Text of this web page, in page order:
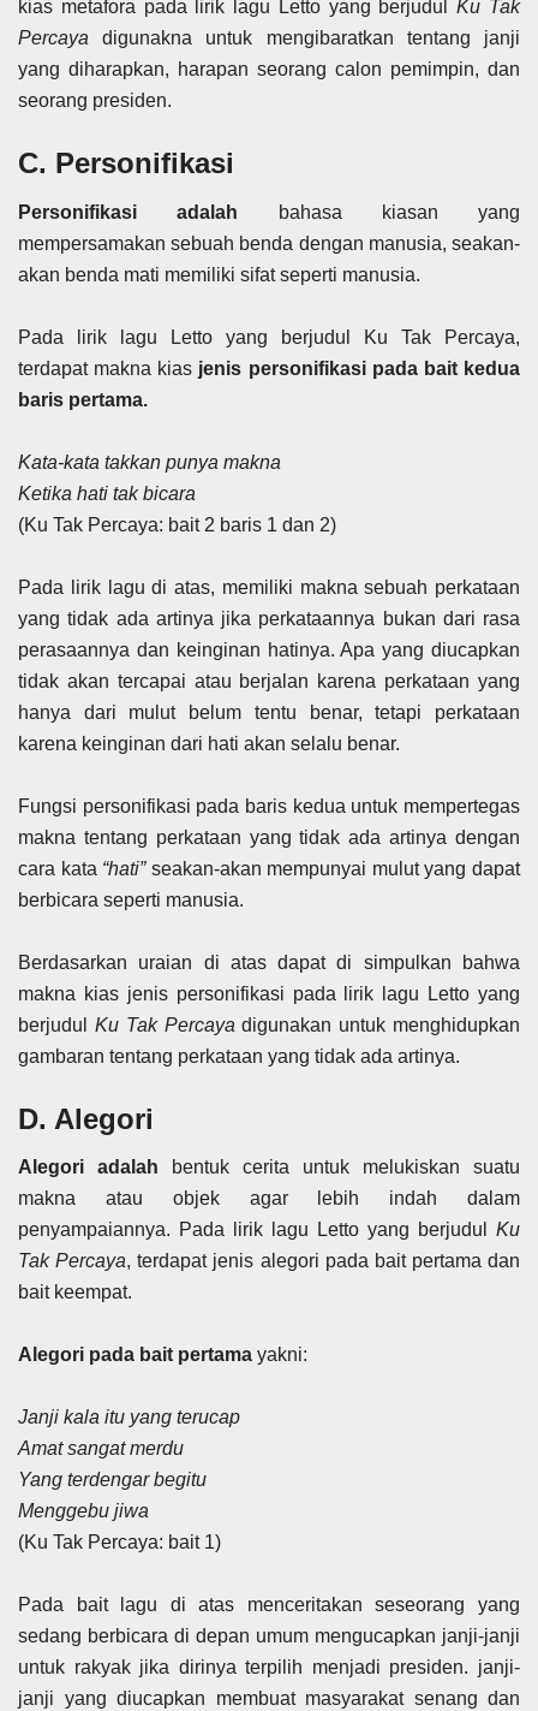
kias metafora pada lirik lagu Letto yang berjudulKu Tak
Percaya digunakna untuk mengibaratkan tentang janji
yang diharapkan, harapan seorang calon pemimpin, dan
seorang presiden.
C. Personifikasi
Personifikasi adalah bahasa kiasan yang
mempersamakan sebuah benda dengan manusia, seakan-
akan benda mati memiliki sifat seperti manusia.
Pada lirik lagu Letto yang berjudul Ku Tak Percaya,
terdapat makna kias jenis personifikasi pada bait kedua
baris pertama.
Kata-kata takkan punya makna
Ketika hati tak bicara
(Ku Tak Percaya: bait 2 baris 1 dan 2)
Pada lirik lagu di atas, memiliki makna sebuah perkataan
yang tidak ada artinya jika perkataannya bukan dari rasa
perasaannya dan keinginan hatinya. Apa yang diucapkan
tidak akan tercapai atau berjalan karena perkataan yang
hanya dari mulut belum tentu benar, tetapi perkataan
karena keinginan dari hati akan selalu benar.
Fungsi personifikasi pada baris kedua untuk mempertegas
makna tentang perkataan yang tidak ada artinya dengan
cara kata “hati”seakan-akan mempunyai mulut yang dapat
berbicara seperti manusia.
Berdasarkan uraian di atas dapat di simpulkan bahwa
makna kias jenis personifikasi pada lirik lagu Letto yang
berjudul Ku Tak Percaya digunakan untuk menghidupkan
gambaran tentang perkataan yang tidak ada artinya.
D. Alegori
Alegori adalah bentuk cerita untuk melukiskan suatu
makna atau objek agar lebih indah dalam
penyampaiannya. Pada lirik lagu Letto yang berjudul Ku
Tak Percaya, terdapat jenis alegori pada bait pertama dan
bait keempat.
Alegori pada bait pertama yakni:
Janji kala itu yang terucap
Amat sangat merdu
Yang terdengar begitu
Menggebu jiwa
(Ku Tak Percaya: bait 1)
Pada bait lagu di atas menceritakan seseorang yang
sedang berbicara di depan umum mengucapkan janji-janji
untuk rakyak jika dirinya terpilih menjadi presiden. janji-
janji yang diucapkan membuat masyarakat senang dan